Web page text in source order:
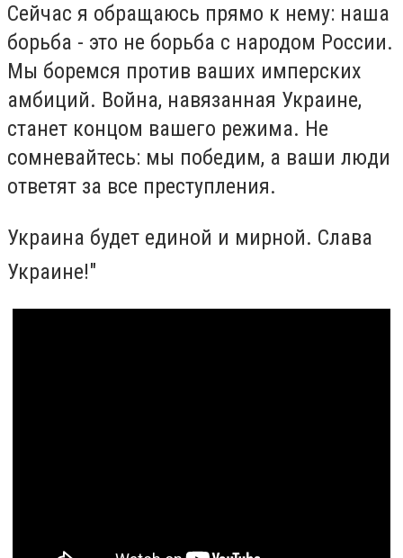
Сейчас я обращаюсь прямо к нему: наша
борьба - это не борьба с народом России.
Мы боремся против ваших имперских
амбиций. Война, навязанная Украине,
станет концом вашего режима. Не
сомневайтесь: мы победим, а ваши люди
ответят за все преступления.
Украина будет единой и мирной. Слава
Украине!"